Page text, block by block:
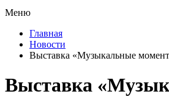
Меню
Главная
Новости
Выставка «Музыкальные
Выставка